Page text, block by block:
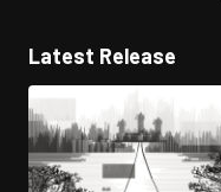
Latest Release